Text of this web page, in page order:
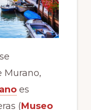
Murano,
es
(Museo